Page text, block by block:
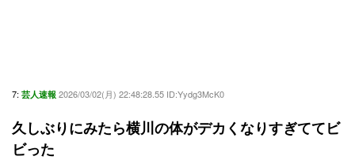
7: 芸人速報 2026/03/02(月) 22:48:28.55 ID:Yydg3McK0
久しぶりにみたら横川の体がデカくなりすぎててビ
ビった